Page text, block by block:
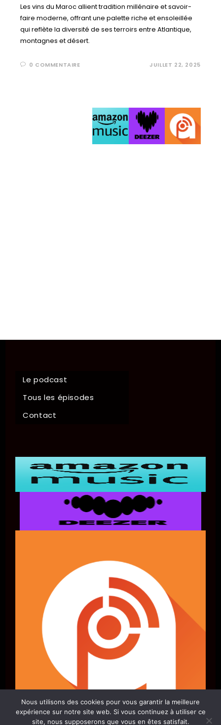
Les vins du Maroc allient tradition millénaire et savoir-
faire moderne, offrant une palette riche et ensoleillée
qui reflète la diversité de ses terroirs entre Atlantique,
montagnes et désert.
0 COMMENTAIRE JUILLET 22, 2025
Le podcast
Tous les épisodes
Contact
Nous utilisons des cookies pour vous garantir la meilleure
expérience sur notre site web. Si vous continuez à utiliser ce
site, nous supposerons que vous en êtes satisfait.